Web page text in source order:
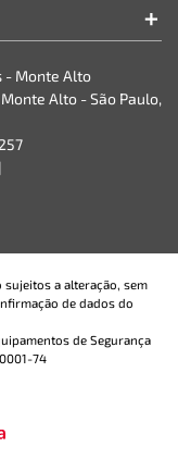
- Monte Alto
Alto - São Paulo,
a alteração, sem
de dados do
de Segurança
74